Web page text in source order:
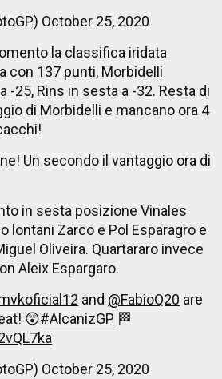
October 25, 2020
la classifica iridata
con 137 punti, Morbidelli
-25, Rins in sesta a -32. Resta di
di Morbidelli e mancano ora 4
Un secondo il vantaggio ora di
in sesta posizione Vinales
lontani Zarco e Pol Esparagro e
Oliveira. Quartararo invece
Aleix Espargaro.
and @FabioQ20 are
😲#AlcanizGP 🏁
October 25, 2020